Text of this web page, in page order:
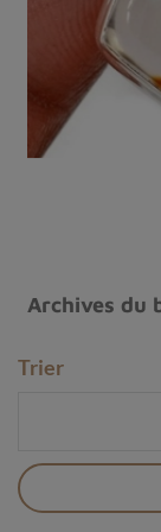
Également
la
Archives du
Trier